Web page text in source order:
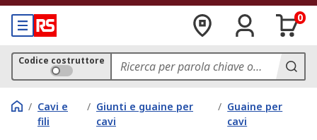
0
Codice costruttore
/ Cavi e
fili
/ Giunti e guaine per
cavi
/ Guaine per
cavi